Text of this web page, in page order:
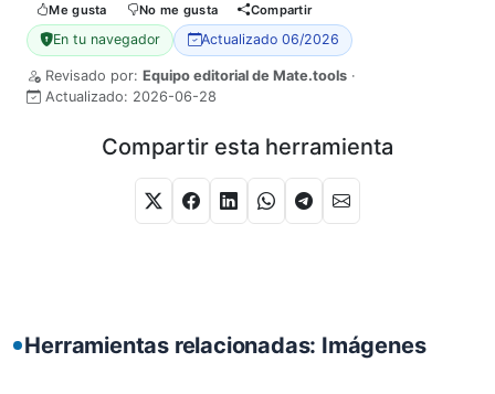
Me gusta No me gusta Compartir
En tu navegador Actualizado 06/2026
Revisado por: Equipo editorial de Mate.tools ·
Actualizado: 2026-06-28
Compartir esta herramienta
Herramientas relacionadas: Imágenes